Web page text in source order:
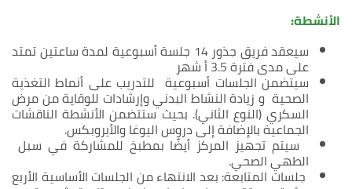
الأنشطة:
سيعقد فريق جذور 14 جلسة أسبوعية لمدة ساعتين تمتد
على مدى فترة 3.5 أ شهر
سيتضمن الجلسات أسبوعية للتدريب على أنماط التغذية
الصحية و زيادة النشاط البدني وإرشادات للوقاية من مرض
السكري (النوع الثاني). بحيث ستتضمن الأنشطة الناقشات
الجماعية بالإضافة إلى دروس اليوغا والأيروبكس.
سيتم تجهيز المركز أيضًا بمطبخ للمشاركة في سبل
الطهي الصحي.
جلسات المتابعة: بعد الانتهاء من الجلسات الأساسية الأربع